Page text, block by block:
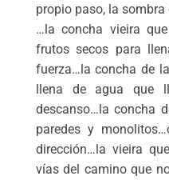
propio paso, la
…la concha vieira
frutos secos para
fuerza…la concha de
llena de agua que
descanso…la concha
paredes y
dirección…la vieira
vías del camino que